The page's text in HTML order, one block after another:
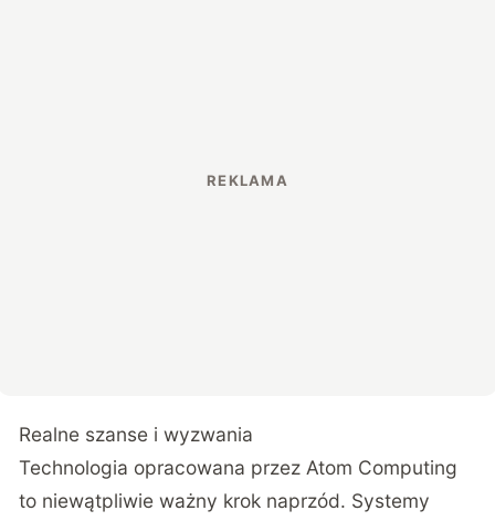
Realne szanse i wyzwania
Technologia opracowana przez Atom Computing
to niewątpliwie ważny krok naprzód. Systemy